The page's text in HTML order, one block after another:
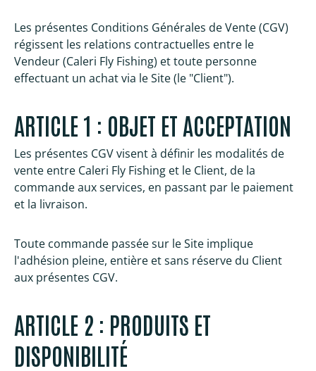
Les présentes Conditions Générales de Vente (CGV)
régissent les relations contractuelles entre le
Vendeur (Caleri Fly Fishing) et toute personne
effectuant un achat via le Site (le "Client").
ARTICLE 1 : OBJET ET ACCEPTATION
Les présentes CGV visent à définir les modalités de
vente entre Caleri Fly Fishing et le Client, de la
commande aux services, en passant par le paiement
et la livraison.
Toute commande passée sur le Site implique
l'adhésion pleine, entière et sans réserve du Client
aux présentes CGV.
ARTICLE 2 : PRODUITS ET
DISPONIBILITÉ